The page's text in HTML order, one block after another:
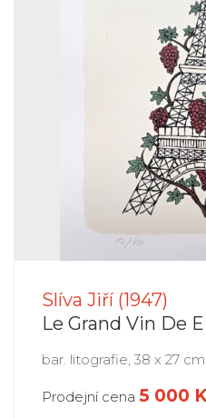
Slíva Jiří (1947)
Le Grand Vin De
bar. litografie, 38 x 27
Prodejní cena 5 000